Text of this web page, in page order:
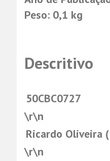
Peso: 0,1 kg
Descritivo
50CBC0727
\r\n
Ricardo Oliveira
\r\n